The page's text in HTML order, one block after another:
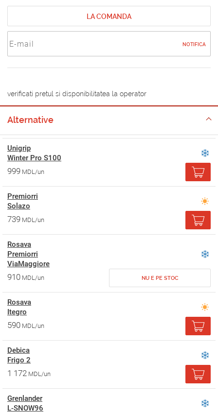
LA COMANDA
NOTIFICA
verificati pretul si disponibilitatea la operator
Alternative
Unigrip
Winter Pro S100
999 MDL/un
Premiorri
Solazo
739 MDL/un
Rosava
Premiorri
ViaMaggiore
910 MDL/un NU E PE STOC
Rosava
Itegro
590 MDL/un
Debica
Frigo 2
1 172 MDL/un
Grenlander
L-SNOW96